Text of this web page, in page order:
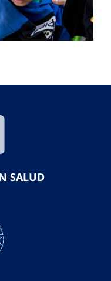
SALUD